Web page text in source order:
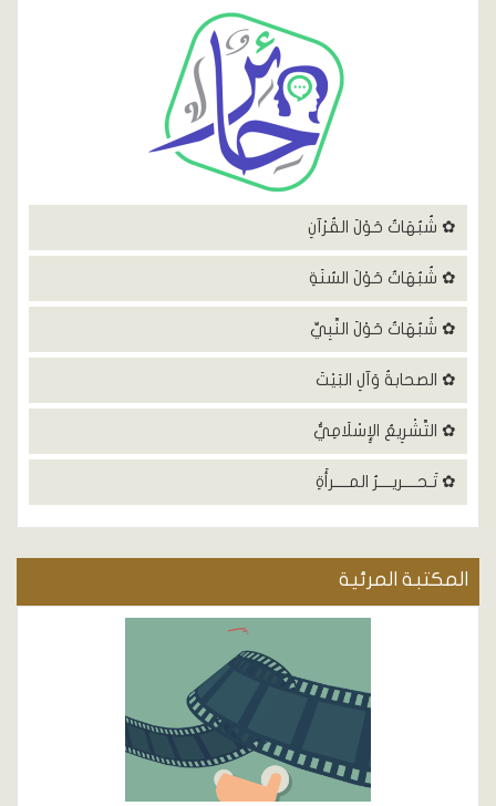
✿ شُبُهَاتٌ حَوْلَ القُرْآنِ
✿ شُبُهَاتٌ حَوْلَ السُنَةِ
✿ شُبُهَاتٌ حَوْلَ النَّبِيِّ
✿ الصحابةُ وَآلِ البَيْتَ
✿ التَّشْرِيعُ الإِسْلَامِيُّ
✿ تَـحــــريــــرُ المــــرأَةِ
المكتبة المرئية